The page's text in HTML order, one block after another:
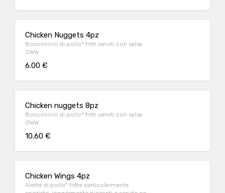
Chicken Nuggets 4pz
Bocconcini di pollo* fritti serviti con salsa
OWW
6.00 €
Chicken nuggets 8pz
Bocconcini di pollo* fritti serviti con salsa
OWW
10.60 €
Chicken Wings 4pz
Alette di pollo* fritte particolarmente